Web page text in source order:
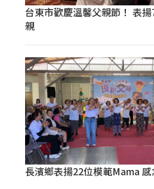
台東市歡慶溫馨父親節！ 表
親
長濱鄉表揚22位模範Mama